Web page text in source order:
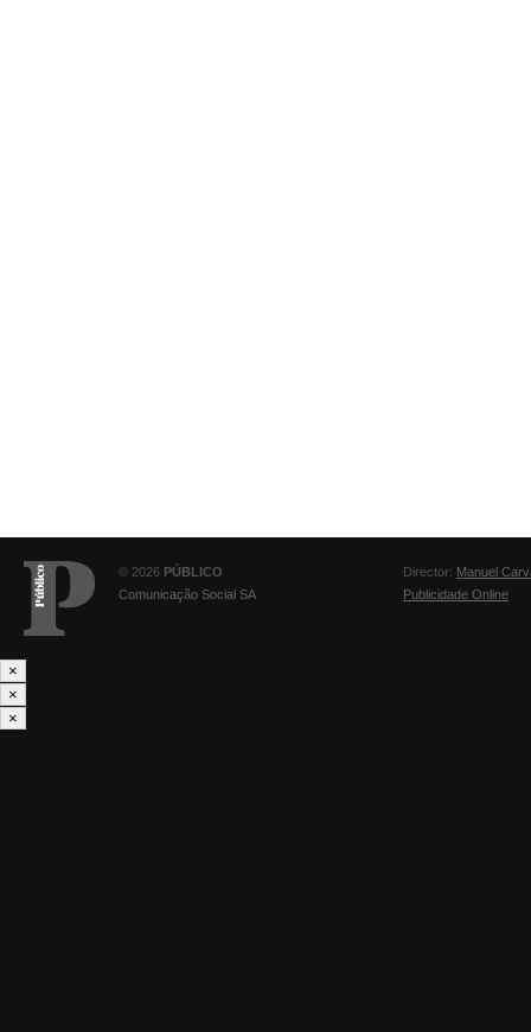
© 2026 PÚBLICO
Comunicação Social SA
Director: Manuel
Publicidade Online
×
×
×